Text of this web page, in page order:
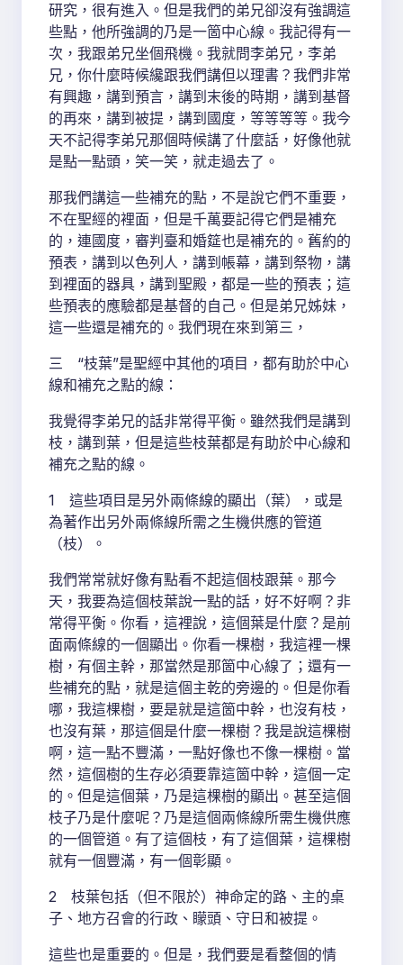
研究，很有進入。但是我們的弟兄卻沒有強調這
些點，他所強調的乃是一箇中心線。我記得有一
次，我跟弟兄坐個飛機。我就問李弟兄，李弟
兄，你什麼時候纔跟我們講但以理書？我們非常
有興趣，講到預言，講到末後的時期，講到基督
的再來，講到被提，講到國度，等等等等。我今
天不記得李弟兄那個時候講了什麼話，好像他就
是點一點頭，笑一笑，就走過去了。
那我們講這一些補充的點，不是說它們不重要，
不在聖經的裡面，但是千萬要記得它們是補充
的，連國度，審判臺和婚筵也是補充的。舊約的
預表，講到以色列人，講到帳幕，講到祭物，講
到裡面的器具，講到聖殿，都是一些的預表；這
些預表的應驗都是基督的自己。但是弟兄姊妹，
這一些還是補充的。我們現在來到第三，
三 “枝葉”是聖經中其他的項目，都有助於中心
線和補充之點的線：
我覺得李弟兄的話非常得平衡。雖然我們是講到
枝，講到葉，但是這些枝葉都是有助於中心線和
補充之點的線。
1 這些項目是另外兩條線的顯出（葉），或是
為著作出另外兩條線所需之生機供應的管道
（枝）。
我們常常就好像有點看不起這個枝跟葉。那今
天，我要為這個枝葉說一點的話，好不好啊？非
常得平衡。你看，這裡說，這個葉是什麼？是前
面兩條線的一個顯出。你看一棵樹，我這裡一棵
樹，有個主幹，那當然是那箇中心線了；還有一
些補充的點，就是這個主乾的旁邊的。但是你看
哪，我這棵樹，要是就是這箇中幹，也沒有枝，
也沒有葉，那這個是什麼一棵樹？我是說這棵樹
啊，這一點不豐滿，一點好像也不像一棵樹。當
然，這個樹的生存必須要靠這箇中幹，這個一定
的。但是這個葉，乃是這棵樹的顯出。甚至這個
枝子乃是什麼呢？乃是這個兩條線所需生機供應
的一個管道。有了這個枝，有了這個葉，這棵樹
就有一個豐滿，有一個彰顯。
2 枝葉包括（但不限於）神命定的路、主的桌
子、地方召會的行政、矇頭、守日和被提。
這些也是重要的。但是，我們要是看整個的情